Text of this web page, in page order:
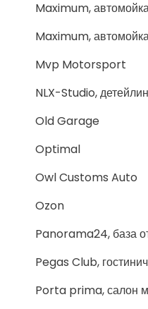
Maximum,
Maximum,
Mvp Motorsport
NLX-Studio,
Old Garage
Optimal
Owl Customs Auto
Ozon
Panorama24, база
Pegas Club,
Porta prima, салон